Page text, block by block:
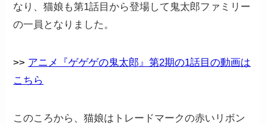
なり、猫娘も第1話目から登場して鬼太郎ファミリー
の一員となりました。
>> アニメ『ゲゲゲの鬼太郎』第2期の1話目の動画は
こちら
このころから、猫娘はトレードマークの赤いリボン